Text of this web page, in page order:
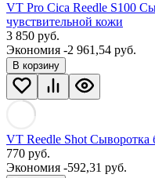
VT Pro Cica Reedle S100
чувствительной кожи
3 850 руб.
Экономия -2 961,54 руб.
В корзину
VT Reedle Shot Сыворотка
770 руб.
Экономия -592,31 руб.